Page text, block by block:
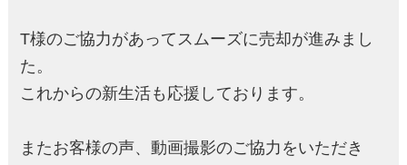
T様のご協力があってスムーズに売却が進みまし
た。
これからの新生活も応援しております。
またお客様の声、動画撮影のご協力をいただき